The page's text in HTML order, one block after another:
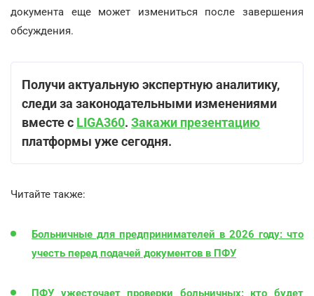
документа еще может измениться после завершения
обсуждения.
Получи актуальную экспертную аналитику,
следи за законодательными изменениями
вместе с LIGA360. Закажи презентацию
платформы уже сегодня.
Читайте также:
Больничные для предпринимателей в 2026 году: что
учесть перед подачей документов в ПФУ
ПФУ ужесточает проверки больничных: кто будет